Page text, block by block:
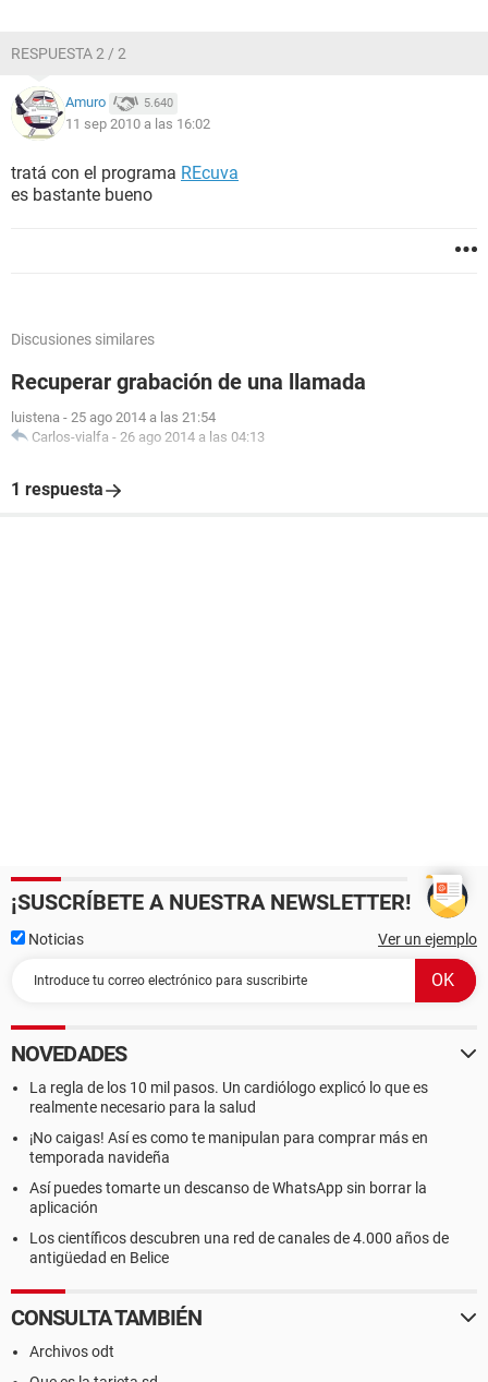
RESPUESTA 2 / 2
Amuro 5.640
11 sep 2010 a las 16:02
tratá con el programa REcuva
es bastante bueno
Discusiones similares
Recuperar grabación de una llamada
luistena - 25 ago 2014 a las 21:54
Carlos-vialfa - 26 ago 2014 a las 04:13
1 respuesta
¡SUSCRÍBETE A NUESTRA NEWSLETTER!
Noticias Ver un ejemplo
NOVEDADES
La regla de los 10 mil pasos. Un cardiólogo explicó lo que es
realmente necesario para la salud
¡No caigas! Así es como te manipulan para comprar más en
temporada navideña
Así puedes tomarte un descanso de WhatsApp sin borrar la
aplicación
Los científicos descubren una red de canales de 4.000 años de
antigüedad en Belice
CONSULTA TAMBIÉN
Archivos odt